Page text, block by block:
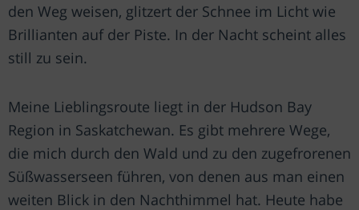
den Weg weisen, glitzert der Schnee im Licht wie
Brillianten auf der Piste. In der Nacht scheint alles
still zu sein.
Meine Lieblingsroute liegt in der Hudson Bay
Region in Saskatchewan. Es gibt mehrere Wege,
die mich durch den Wald und zu den zugefrorenen
Süßwasserseen führen, von denen aus man einen
weiten Blick in den Nachthimmel hat. Heute habe